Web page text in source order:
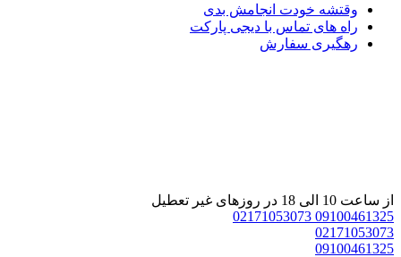
وقتشه خودت انجامش بدی
راه های تماس با دیجی پارکت
رهگیری سفارش
از ساعت 10 الی 18 در روزهای غیر تعطیل
09100461325
02171053073
02171053073
09100461325